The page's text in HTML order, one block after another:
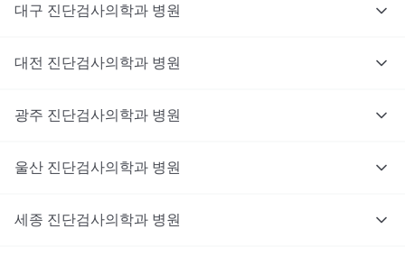
대구 진단검사의학과 병원
대전 진단검사의학과 병원
광주 진단검사의학과 병원
울산 진단검사의학과 병원
세종 진단검사의학과 병원